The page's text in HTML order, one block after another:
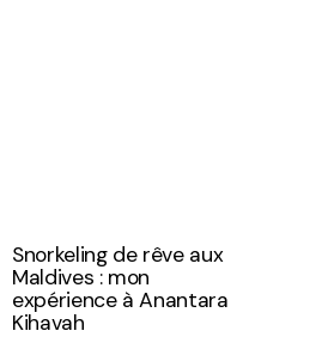
Snorkeling de rêve aux
Maldives : mon
expérience à Anantara
Kihavah